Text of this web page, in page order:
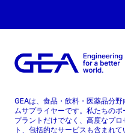
GEAは、食品・飲料・医薬品分
ムサプライヤーです。私たちの
プラントだけでなく、高度なプ
ト、包括的なサービスも含まれ